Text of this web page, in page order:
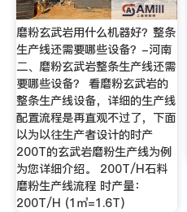
磨粉玄武岩用什么机器好？整条
生产线还需要哪些设备？-河南
二、磨粉玄武岩整条生产线还需
要哪些设备？ 看磨粉玄武岩的
整条生产线设备，详细的生产线
配置流程是再直观不过了，下面
以为以往生产者设计的时产
200T的玄武岩磨粉生产线为例
为您详细介绍。 200T/H石料
磨粉生产线流程 时产量：
200T/H (1㎥=1.6T)